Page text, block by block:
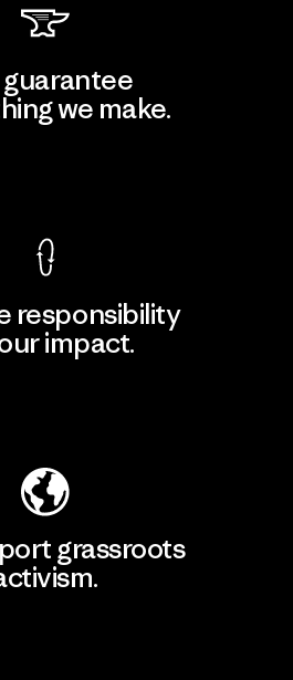
guarantee
we make.
responsibility
impact.
grassroots